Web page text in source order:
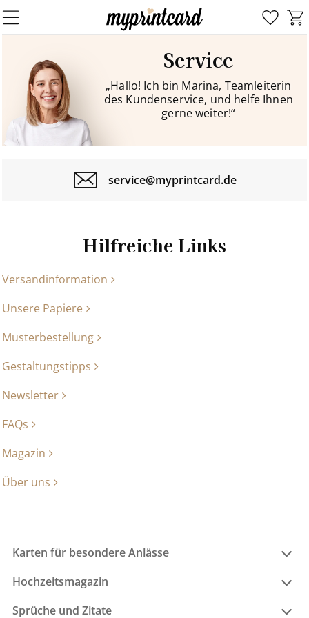
Service
„Hallo! Ich bin Marina, Teamleiterin
des Kundenservice, und helfe Ihnen
gerne weiter!“
service@myprintcard.de
Hilfreiche Links
Versandinformation
Unsere Papiere
Musterbestellung
Gestaltungstipps
Newsletter
FAQs
Magazin
Über uns
Karten für besondere Anlässe
Hochzeitsmagazin
Sprüche und Zitate